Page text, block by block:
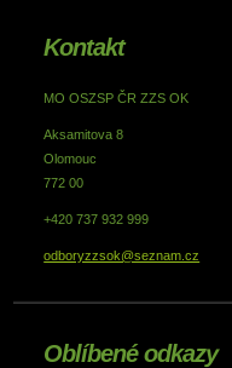
Kontakt
MO OSZSP ČR ZZS OK
Aksamitova 8
Olomouc
772 00
+420 737 932 999
odboryzzsok@seznam.cz
Oblíbené odkazy